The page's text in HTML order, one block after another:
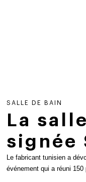
SALLE DE BAIN
La
signée
Le fabricant tunisien a
événement qui a réuni